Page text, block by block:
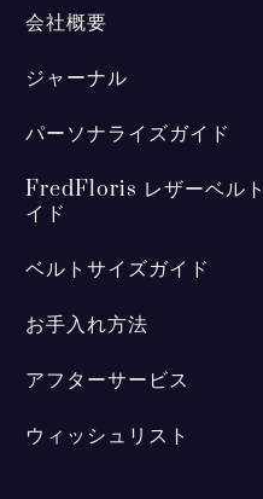
会社概要
ジャーナル
パーソナライズガイド
FredFloris レザーベル
イド
ベルトサイズガイド
お手入れ方法
アフターサービス
ウィッシュリスト